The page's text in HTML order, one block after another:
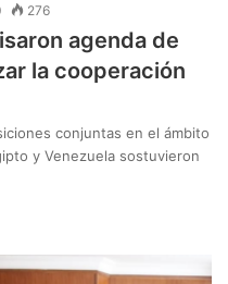
276
agenda de
la cooperación
conjuntas en el ámbito
y Venezuela sostuvieron